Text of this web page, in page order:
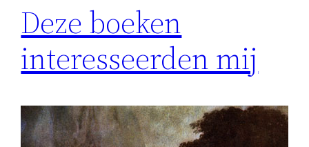
Deze boeken
interesseerden mij